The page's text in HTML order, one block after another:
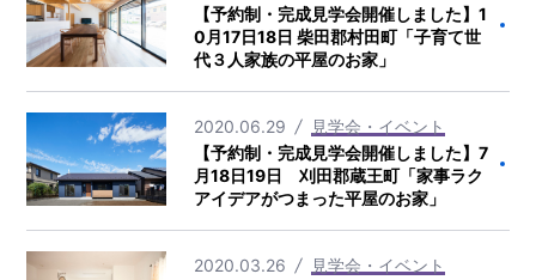
【予約制・完成見学会開催しました】1
0月17日18日 柴田郡村田町「子育て世
代３人家族の平屋のお家」
2020.06.29
見学会・イベント
【予約制・完成見学会開催しました】7
月18日19日 刈田郡蔵王町「家事ラク
アイデアがつまった平屋のお家」
2020.03.26
見学会・イベント